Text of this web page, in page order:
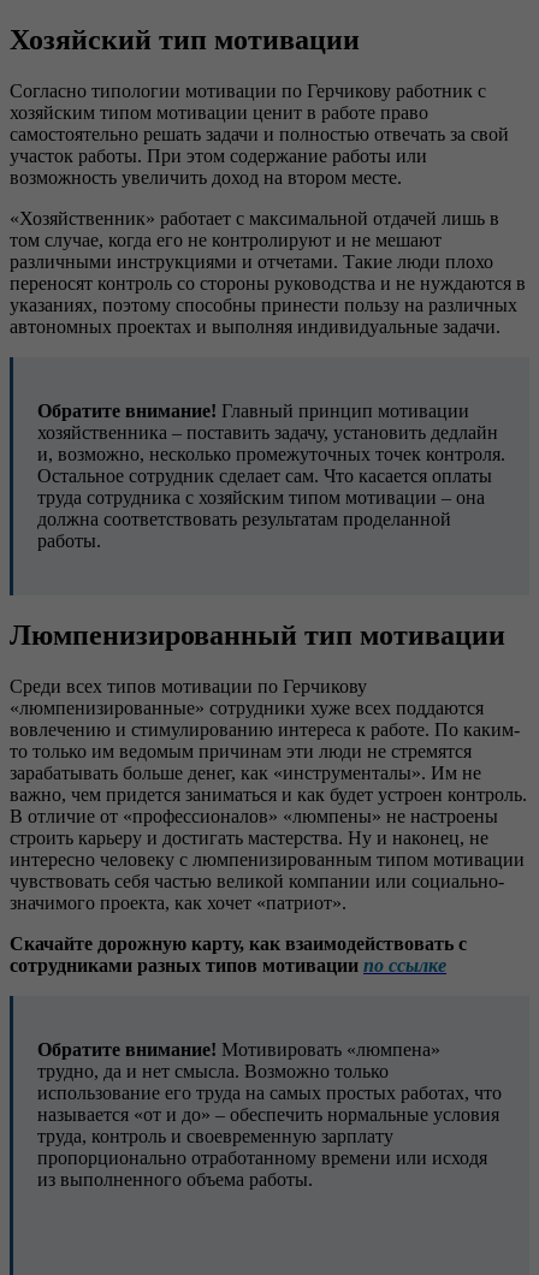
Хозяйский тип мотивации
Согласно типологии мотивации по Герчикову работник с
хозяйским типом мотивации ценит в работе право
самостоятельно решать задачи и полностью отвечать за свой
участок работы. При этом содержание работы или
возможность увеличить доход на втором месте.
«Хозяйственник» работает с максимальной отдачей лишь в
том случае, когда его не контролируют и не мешают
различными инструкциями и отчетами. Такие люди плохо
переносят контроль со стороны руководства и не нуждаются в
указаниях, поэтому способны принести пользу на различных
автономных проектах и выполняя индивидуальные задачи.
Обратите внимание! Главный принцип мотивации
хозяйственника – поставить задачу, установить дедлайн
и, возможно, несколько промежуточных точек контроля.
Остальное сотрудник сделает сам. Что касается оплаты
труда сотрудника с хозяйским типом мотивации – она
должна соответствовать результатам проделанной
работы.
Люмпенизированный тип мотивации
Среди всех типов мотивации по Герчикову
«люмпенизированные» сотрудники хуже всех поддаются
вовлечению и стимулированию интереса к работе. По каким-
то только им ведомым причинам эти люди не стремятся
зарабатывать больше денег, как «инструменталы». Им не
важно, чем придется заниматься и как будет устроен контроль.
В отличие от «профессионалов» «люмпены» не настроены
строить карьеру и достигать мастерства. Ну и наконец, не
интересно человеку с люмпенизированным типом мотивации
чувствовать себя частью великой компании или социально-
значимого проекта, как хочет «патриот».
Скачайте дорожную карту, как взаимодействовать с
сотрудниками разных типов мотивации по ссылке
Обратите внимание! Мотивировать «люмпена»
трудно, да и нет смысла. Возможно только
использование его труда на самых простых работах, что
называется «от и до» – обеспечить нормальные условия
труда, контроль и своевременную зарплату
пропорционально отработанному времени или исходя
из выполненного объема работы.